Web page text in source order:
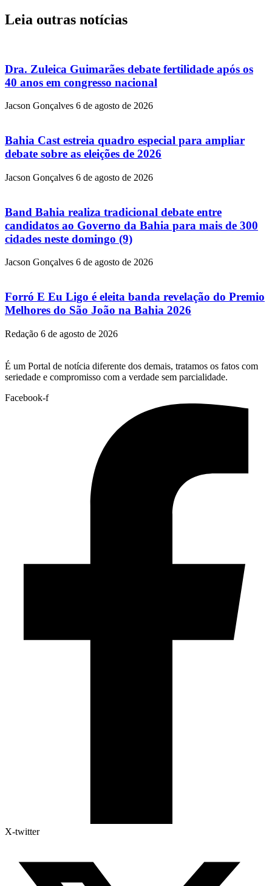
Leia outras notícias
Dra. Zuleica Guimarães debate fertilidade após os
40 anos em congresso nacional
Jacson Gonçalves 6 de agosto de 2026
Bahia Cast estreia quadro especial para ampliar
debate sobre as eleições de 2026
Jacson Gonçalves 6 de agosto de 2026
Band Bahia realiza tradicional debate entre
candidatos ao Governo da Bahia para mais de 300
cidades neste domingo (9)
Jacson Gonçalves 6 de agosto de 2026
Forró E Eu Ligo é eleita banda revelação do Premio
Melhores do São João na Bahia 2026
Redação 6 de agosto de 2026
É um Portal de notícia diferente dos demais, tratamos os fatos com
seriedade e compromisso com a verdade sem parcialidade.
Facebook-f
X-twitter